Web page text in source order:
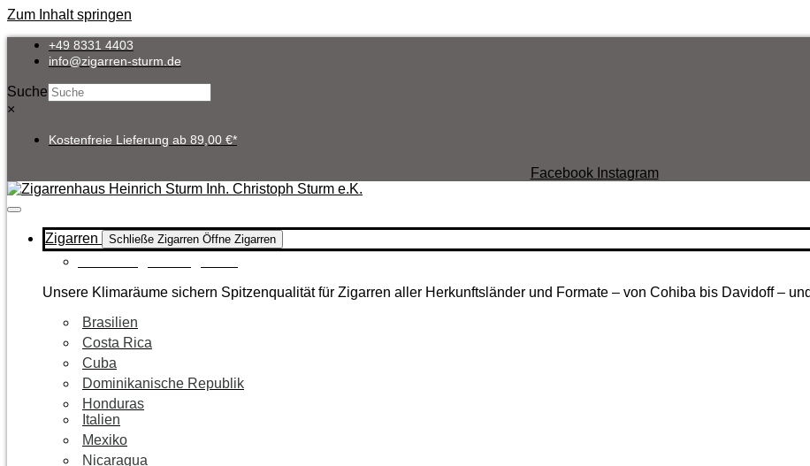
Zum Inhalt springen
+49 8331 4403
info@zigarren-sturm.de
Suche
×
Kostenfreie Lieferung ab 89,00 €*
Facebook Instagram
Zigarren Schließe Zigarren Öffne Zigarren
Unsere Klimaräume sichern Spitzenqualität für Zigarren aller Herkunftsländer und Formate – von Cohiba bis Davidoff –
Brasilien
Costa Rica
Cuba
Dominikanische Republik
Honduras
Italien
Mexiko
Nicaragua